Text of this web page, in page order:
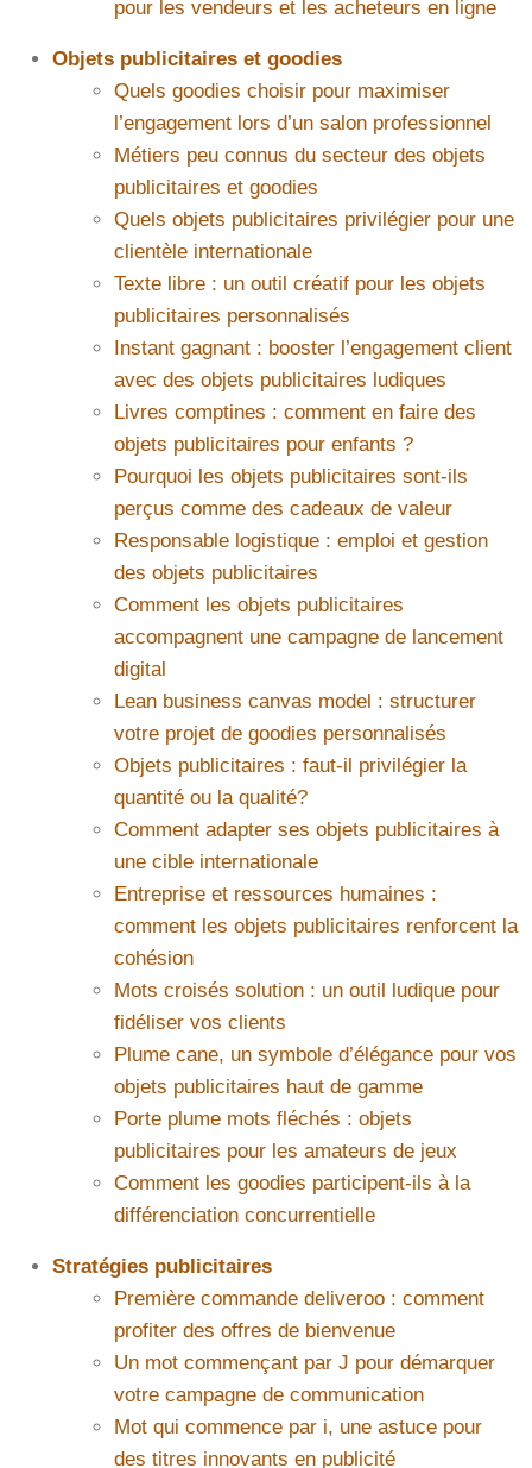
pour les vendeurs et les acheteurs en ligne
Objets publicitaires et goodies
Quels goodies choisir pour maximiser
l’engagement lors d’un salon professionnel
Métiers peu connus du secteur des objets
publicitaires et goodies
Quels objets publicitaires privilégier pour une
clientèle internationale
Texte libre : un outil créatif pour les objets
publicitaires personnalisés
Instant gagnant : booster l’engagement client
avec des objets publicitaires ludiques
Livres comptines : comment en faire des
objets publicitaires pour enfants ?
Pourquoi les objets publicitaires sont-ils
perçus comme des cadeaux de valeur
Responsable logistique : emploi et gestion
des objets publicitaires
Comment les objets publicitaires
accompagnent une campagne de lancement
digital
Lean business canvas model : structurer
votre projet de goodies personnalisés
Objets publicitaires : faut-il privilégier la
quantité ou la qualité?
Comment adapter ses objets publicitaires à
une cible internationale
Entreprise et ressources humaines :
comment les objets publicitaires renforcent la
cohésion
Mots croisés solution : un outil ludique pour
fidéliser vos clients
Plume cane, un symbole d’élégance pour vos
objets publicitaires haut de gamme
Porte plume mots fléchés : objets
publicitaires pour les amateurs de jeux
Comment les goodies participent-ils à la
différenciation concurrentielle
Stratégies publicitaires
Première commande deliveroo : comment
profiter des offres de bienvenue
Un mot commençant par J pour démarquer
votre campagne de communication
Mot qui commence par i, une astuce pour
des titres innovants en publicité